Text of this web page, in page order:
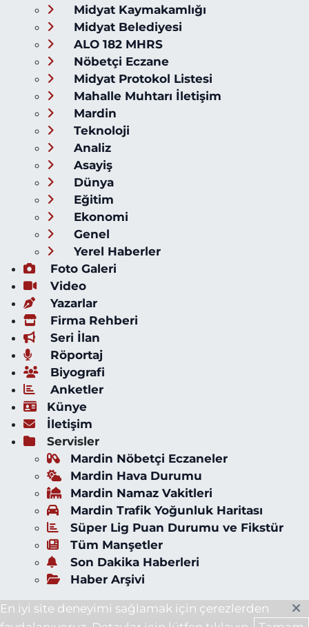
Midyat Kaymakamlığı
Midyat Belediyesi
ALO 182 MHRS
Nöbetçi Eczane
Midyat Protokol Listesi
Mahalle Muhtarı İletişim
Mardin
Teknoloji
Analiz
Asayiş
Dünya
Eğitim
Ekonomi
Genel
Yerel Haberler
Foto Galeri
Video
Yazarlar
Firma Rehberi
Seri İlan
Röportaj
Biyografi
Anketler
Künye
İletişim
Servisler
Mardin Nöbetçi Eczaneler
Mardin Hava Durumu
Mardin Namaz Vakitleri
Mardin Trafik Yoğunluk Haritası
Süper Lig Puan Durumu ve Fikstür
Tüm Manşetler
Son Dakika Haberleri
Haber Arşivi
En iyi site deneyimi sağlamak için çerezlerden